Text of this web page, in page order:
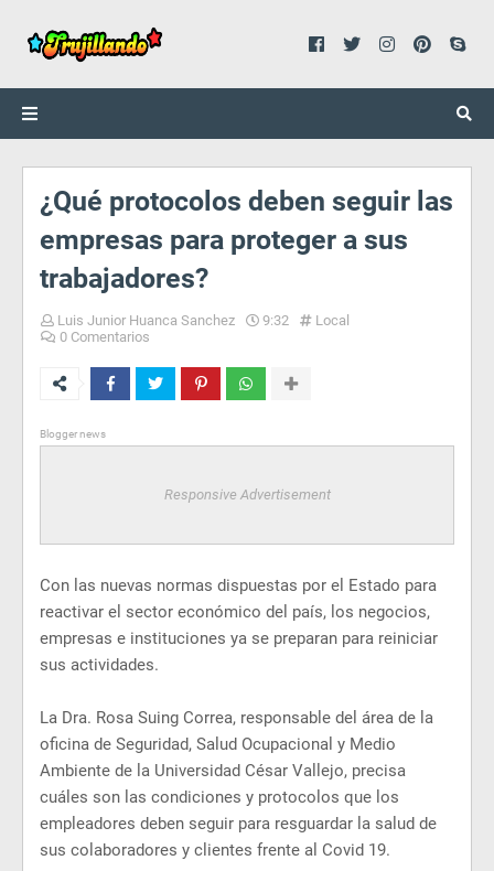
¿Qué protocolos deben seguir las
empresas para proteger a sus
trabajadores?
Luis Junior Huanca Sanchez 9:32
Local
0 Comentarios
Blogger news
Responsive Advertisement
Con las nuevas normas dispuestas por el Estado para
reactivar el sector económico del país, los negocios,
empresas e instituciones ya se preparan para reiniciar
sus actividades.
La Dra. Rosa Suing Correa, responsable del área de la
oficina de Seguridad, Salud Ocupacional y Medio
Ambiente de la Universidad César Vallejo, precisa
cuáles son las condiciones y protocolos que los
empleadores deben seguir para resguardar la salud de
sus colaboradores y clientes frente al Covid 19.